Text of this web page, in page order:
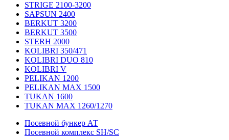
STRIGE 2100-3200
SAPSUN 2400
BERKUT 3200
BERKUT 3500
STERH 2000
KOLIBRI 350/471
KOLIBRI DUO 810
KOLIBRI V
PELIKAN 1200
PELIKAN MAX 1500
TUKAN 1600
TUKAN MAX 1260/1270
Посевной бункер АТ
Посевной комплекс SH/SC